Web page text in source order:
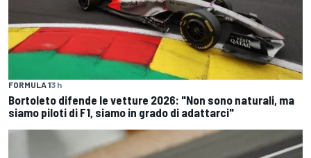
FORMULA 13 h
Bortoleto difende le vetture 2026: "Non sono naturali, ma
siamo piloti di F1, siamo in grado di adattarci"